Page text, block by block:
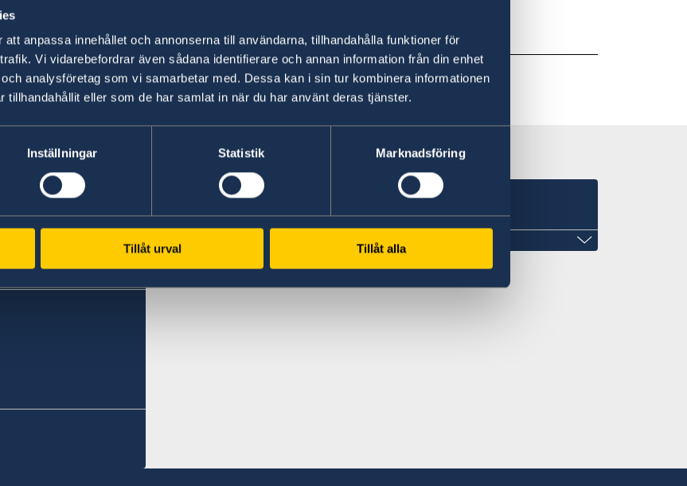
anpassa innehållet och annonserna till användarna, tillhandahålla funktioner för
Vi vidarebefordrar även sådana identifierare och annan information från din enhet
analysföretag som vi samarbetar med. Dessa kan i sin tur kombinera informationen
tillhandahållit eller som de har samlat in när du har använt deras tjänster.
Inställningar Statistik Marknadsföring
Tillåt urval Tillåt alla
Last updated 30 Nov 2017, 5.52 PM
See email
Swedish Consulates
Section Office in Erbil
Gulan Street
Ster Tower, First Floor